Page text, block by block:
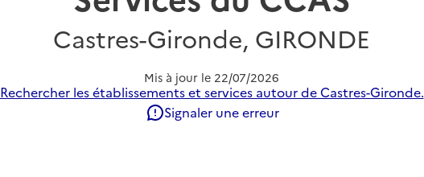
Castres-Gironde, GIRONDE
Mis à jour le 22/07/2026
Rechercher les établissements et services autour de Castres-Gironde.
Signaler une erreur